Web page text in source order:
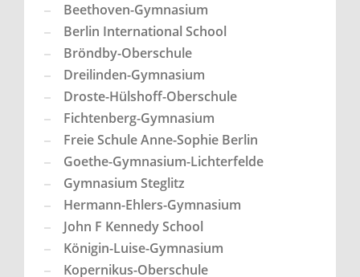
Beethoven-Gymnasium
Berlin International School
Bröndby-Oberschule
Dreilinden-Gymnasium
Droste-Hülshoff-Oberschule
Fichtenberg-Gymnasium
Freie Schule Anne-Sophie Berlin
Goethe-Gymnasium-Lichterfelde
Gymnasium Steglitz
Hermann-Ehlers-Gymnasium
John F Kennedy School
Königin-Luise-Gymnasium
Kopernikus-Oberschule